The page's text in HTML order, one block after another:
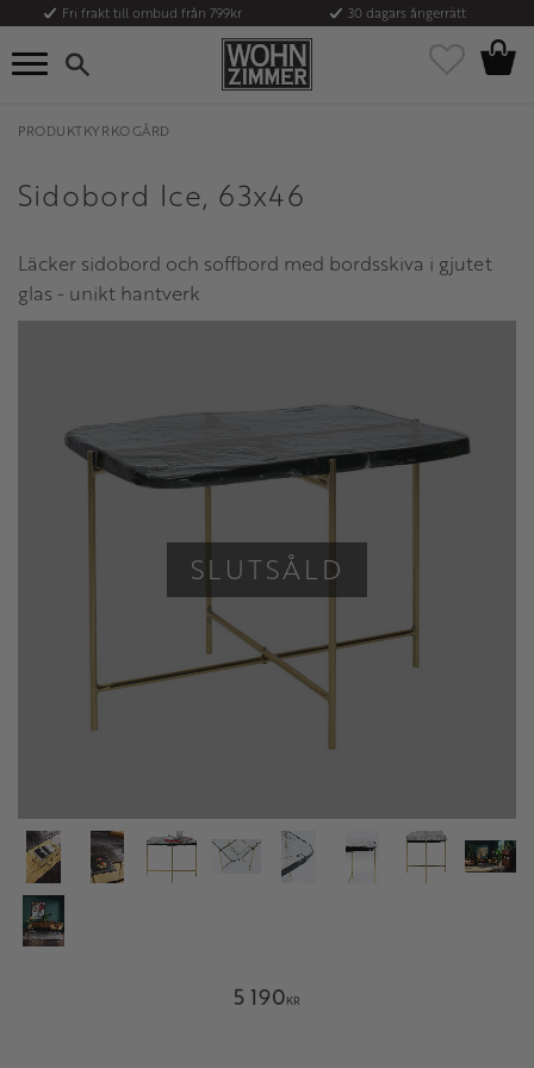
Meny
Fri frakt till ombud från 799kr 30 dagars ångerrätt
Favoriter
PRODUKTKYRKOGÅRD
Sidobord Ice, 63x46
Läcker sidobord och soffbord med bordsskiva i gjutet
glas - unikt hantverk
SLUTSÅLD
5 190KR